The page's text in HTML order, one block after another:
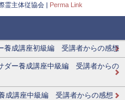
霊主体従協会 | Perma Link
養成講座初級編 受講者からの感想
ダー養成講座中級編 受講者からの
成講座中級編 受講者からの感想